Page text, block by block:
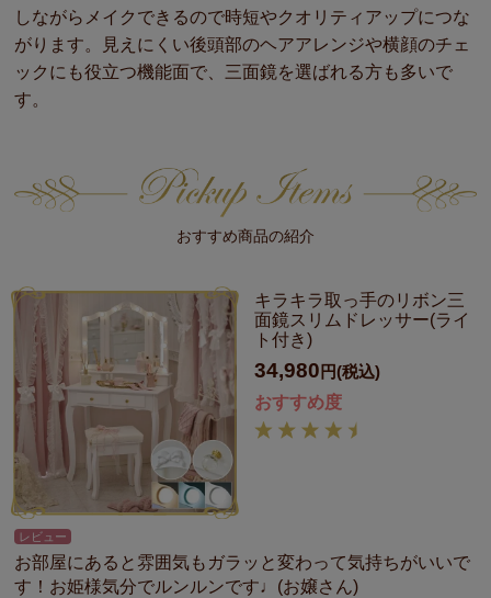
しながらメイクできるので時短やクオリティアップにつな
がります。見えにくい後頭部のヘアアレンジや横顔のチェ
ックにも役立つ機能面で、三面鏡を選ばれる方も多いで
す。
おすすめ商品の紹介
キラキラ取っ手のリボン三
面鏡スリムドレッサー(ライ
ト付き)
34,980 円(税込)
おすすめ度
レビュー
お部屋にあると雰囲気もガラッと変わって気持ちがいいで
す！お姫様気分でルンルンです♩(お嬢さん)